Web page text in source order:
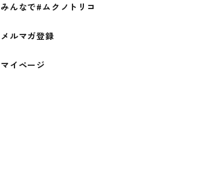
みんなで#ムクノトリコ
メルマガ登録
マイページ